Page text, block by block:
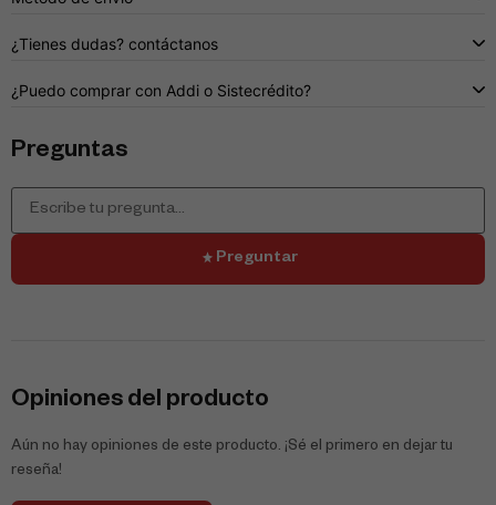
¿Tienes dudas? contáctanos
¿Puedo comprar con Addi o Sistecrédito?
Preguntas
Preguntar
Opiniones del producto
Aún no hay opiniones de este producto. ¡Sé el primero en dejar tu
reseña!